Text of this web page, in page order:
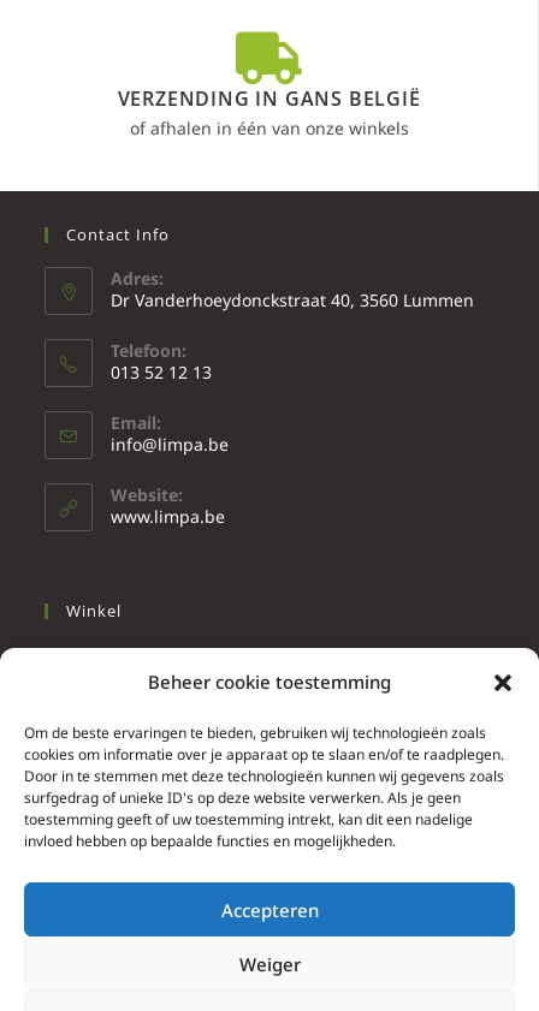
Beheer cookie toestemming
Om de beste ervaringen te bieden, gebruiken wij technologieën zoals
cookies om informatie over je apparaat op te slaan en/of te raadplegen.
Door in te stemmen met deze technologieën kunnen wij gegevens zoals
surfgedrag of unieke ID's op deze website verwerken. Als je geen
toestemming geeft of uw toestemming intrekt, kan dit een nadelige
invloed hebben op bepaalde functies en mogelijkheden.
Accepteren
Weiger
VERZENDING IN GANS BELGIË
of afhalen in één van onze winkels
Contact Info
Adres:
Dr Vanderhoeydonckstraat 40, 3560 Lummen
Telefoon:
013 52 12 13
Email:
info@limpa.be
Website:
www.limpa.be
Winkel
Wonen
Info
Contacteer ons